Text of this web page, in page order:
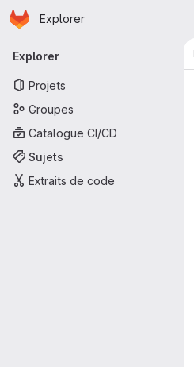
Passer au contenu principal
Page d'accueil
Explorer
Navigation
Explorer
Projets
Groupes
Catalogue CI/CD
Sujets
Extraits de code